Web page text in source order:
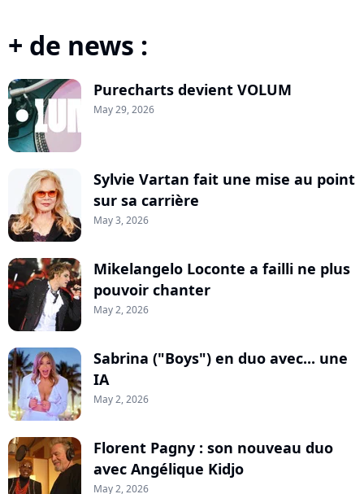
+ de news :
Purecharts devient VOLUM
May 29, 2026
Sylvie Vartan fait une mise au point
sur sa carrière
May 3, 2026
Mikelangelo Loconte a failli ne plus
pouvoir chanter
May 2, 2026
Sabrina ("Boys") en duo avec... une
IA
May 2, 2026
Florent Pagny : son nouveau duo
avec Angélique Kidjo
May 2, 2026